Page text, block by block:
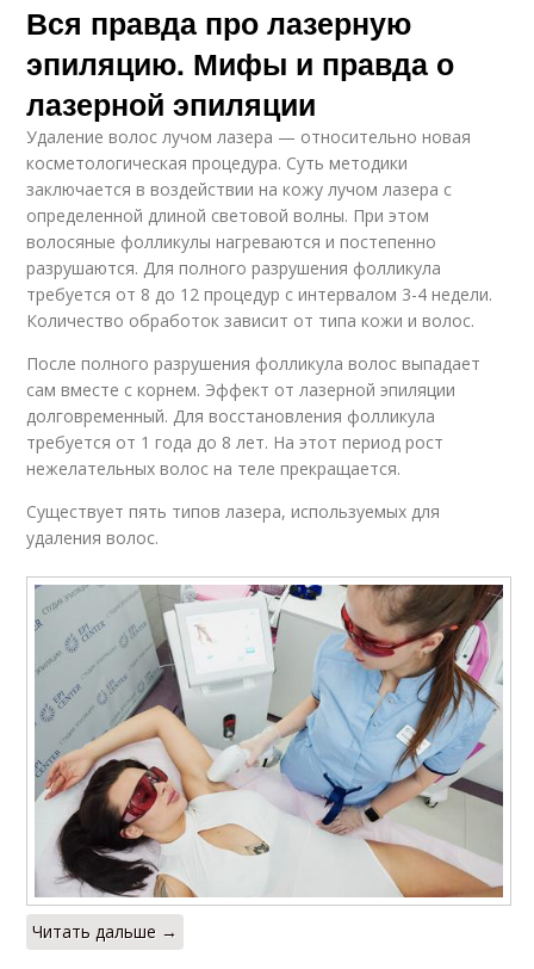
Вся правда про лазерную
эпиляцию. Мифы и правда о
лазерной эпиляции
Удаление волос лучом лазера — относительно новая
косметологическая процедура. Суть методики
заключается в воздействии на кожу лучом лазера с
определенной длиной световой волны. При этом
волосяные фолликулы нагреваются и постепенно
разрушаются. Для полного разрушения фолликула
требуется от 8 до 12 процедур с интервалом 3-4 недели.
Количество обработок зависит от типа кожи и волос.
После полного разрушения фолликула волос выпадает
сам вместе с корнем. Эффект от лазерной эпиляции
долговременный. Для восстановления фолликула
требуется от 1 года до 8 лет. На этот период рост
нежелательных волос на теле прекращается.
Существует пять типов лазера, используемых для
удаления волос.
Читать дальше →